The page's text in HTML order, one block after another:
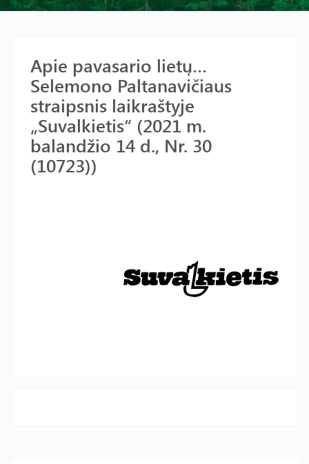
Apie pavasario lietų…
Selemono Paltanavičiaus
straipsnis laikraštyje
„Suvalkietis“ (2021 m.
balandžio 14 d., Nr. 30
(10723))